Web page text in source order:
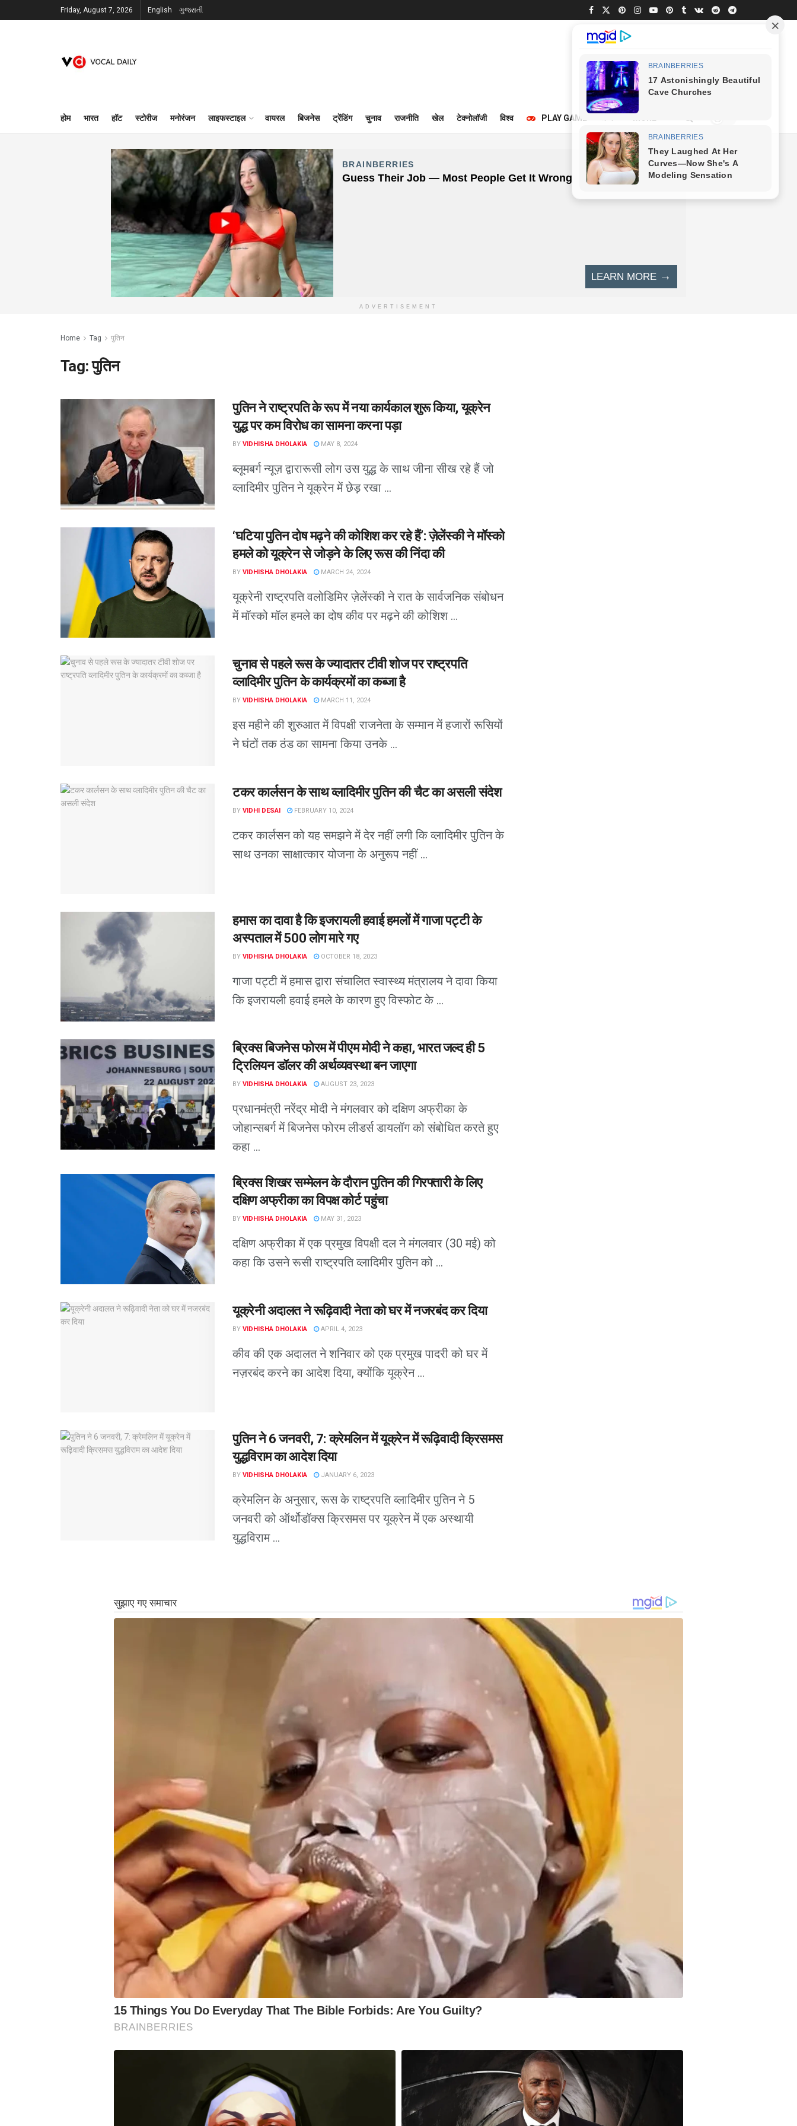
Friday, August 7, 2026 English ગુજરાતી
होम भारत हॉट स्टोरीज मनोरंजन लाइफस्टाइल वायरल बिजनेस ट्रेंडिंग चुनाव राजनीति खेल टेक्नोलॉजी विश्व PLAY GAME
250
ADVERTISEMENT
Home Tag पुतिन
Tag:पुतिन
पुतिन ने राष्ट्रपति के रूप में नया कार्यकाल शुरू किया, यूक्रेन
युद्ध पर कम विरोध का सामना करना पड़ा
BY VIDHISHA DHOLAKIA MAY 8, 2024
ब्लूमबर्ग न्यूज़ द्वारारूसी लोग उस युद्ध के साथ जीना सीख रहे हैं जो
व्लादिमीर पुतिन ने यूक्रेन में छेड़ रखा ...
‘घटिया पुतिन दोष मढ़ने की कोशिश कर रहे हैं’: ज़ेलेंस्की ने मॉस्को
हमले को यूक्रेन से जोड़ने के लिए रूस की निंदा की
BY VIDHISHA DHOLAKIA MARCH 24, 2024
यूक्रेनी राष्ट्रपति वलोडिमिर ज़ेलेंस्की ने रात के सार्वजनिक संबोधन
में मॉस्को मॉल हमले का दोष कीव पर मढ़ने की कोशिश ...
चुनाव से पहले रूस के ज्यादातर टीवी शोज पर राष्ट्रपति
व्लादिमीर पुतिन के कार्यक्रमों का कब्जा है
BY VIDHISHA DHOLAKIA MARCH 11, 2024
इस महीने की शुरुआत में विपक्षी राजनेता के सम्मान में हजारों रूसियों
ने घंटों तक ठंड का सामना किया उनके ...
टकर कार्लसन के साथ व्लादिमीर पुतिन की चैट का असली संदेश
BY VIDHI DESAI FEBRUARY 10, 2024
टकर कार्लसन को यह समझने में देर नहीं लगी कि व्लादिमीर पुतिन के
साथ उनका साक्षात्कार योजना के अनुरूप नहीं ...
हमास का दावा है कि इजरायली हवाई हमलों में गाजा पट्टी के
अस्पताल में 500 लोग मारे गए
BY VIDHISHA DHOLAKIA OCTOBER 18, 2023
गाजा पट्टी में हमास द्वारा संचालित स्वास्थ्य मंत्रालय ने दावा किया
कि इजरायली हवाई हमले के कारण हुए विस्फोट के ...
ब्रिक्स बिजनेस फोरम में पीएम मोदी ने कहा, भारत जल्द ही 5
ट्रिलियन डॉलर की अर्थव्यवस्था बन जाएगा
BY VIDHISHA DHOLAKIA AUGUST 23, 2023
प्रधानमंत्री नरेंद्र मोदी ने मंगलवार को दक्षिण अफ्रीका के
जोहान्सबर्ग में बिजनेस फोरम लीडर्स डायलॉग को संबोधित करते हुए
कहा ...
ब्रिक्स शिखर सम्मेलन के दौरान पुतिन की गिरफ्तारी के लिए
दक्षिण अफ्रीका का विपक्ष कोर्ट पहुंचा
BY VIDHISHA DHOLAKIA MAY 31, 2023
दक्षिण अफ्रीका में एक प्रमुख विपक्षी दल ने मंगलवार (30 मई) को
कहा कि उसने रूसी राष्ट्रपति व्लादिमीर पुतिन को ...
यूक्रेनी अदालत ने रूढ़िवादी नेता को घर में नजरबंद कर दिया
BY VIDHISHA DHOLAKIA APRIL 4, 2023
कीव की एक अदालत ने शनिवार को एक प्रमुख पादरी को घर में
नज़रबंद करने का आदेश दिया, क्योंकि यूक्रेन ...
पुतिन ने 6 जनवरी, 7: क्रेमलिन में यूक्रेन में रूढ़िवादी क्रिसमस
युद्धविराम का आदेश दिया
BY VIDHISHA DHOLAKIA JANUARY 6, 2023
क्रेमलिन के अनुसार, रूस के राष्ट्रपति व्लादिमीर पुतिन ने 5
जनवरी को ऑर्थोडॉक्स क्रिसमस पर यूक्रेन में एक अस्थायी
युद्धविराम ...